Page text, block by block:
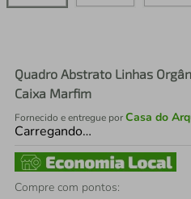
Quadro Abstrato Linhas
Caixa Marfim
Fornecido e entregue porCasa do
Carregando…
Compre com pontos: